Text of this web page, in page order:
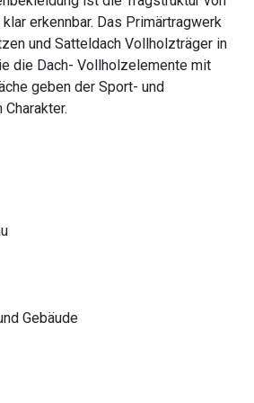
erkennbar. Das Primärtragwerk
und Satteldach Vollholzträger in
die Dach- Vollholzelemente mit
geben der Sport- und
Gebäude